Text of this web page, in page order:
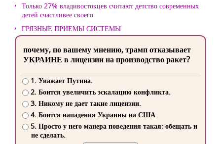
Только 27% владивостокцев считают детство современных
детей счастливее своего
ГРЯЗНЫЕ ПРИЕМЫ СИСТЕМЫ
почему, по вашему мнению, трамп отказывает
УКРАИНЕ в лицензии на производство ракет?
1. Уважает Путина.
2. Боится увеличить эскалацию конфликта.
3. Никому не дает такие лицензии.
4. Боится нападения Украины на США
5. Просто у него манера поведения такая: обещать и
не сделать.